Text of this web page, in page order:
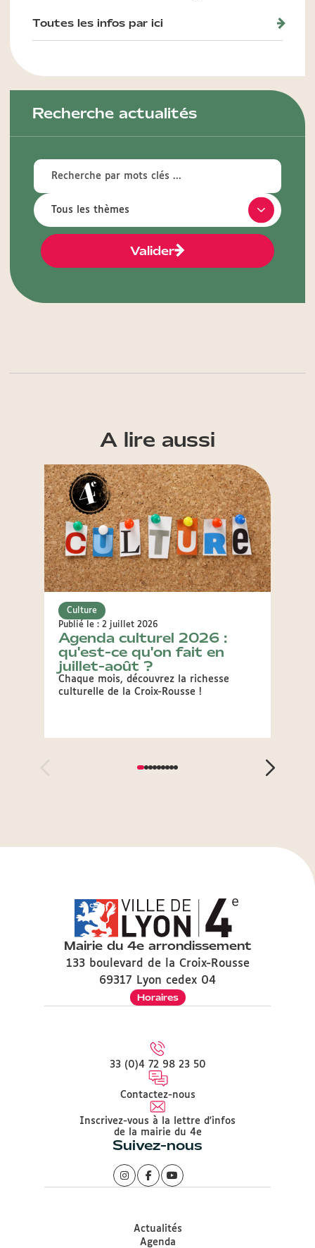
Toutes les infos par ici
Recherche actualités
Valider
A lire aussi
Culture
Publié le : 2 juillet 2026
Agenda culturel 2026 :
qu'est-ce qu'on fait en
juillet-août ?
Chaque mois, découvrez la richesse
culturelle de la Croix-Rousse !
Mairie du 4e arrondissement
133 boulevard de la Croix-Rousse
69317 Lyon cedex 04
Horaires
33 (0)4 72 98 23 50
Contactez-nous
Inscrivez-vous à la lettre d'infos
de la mairie du 4e
Suivez-nous
Actualités
Agenda